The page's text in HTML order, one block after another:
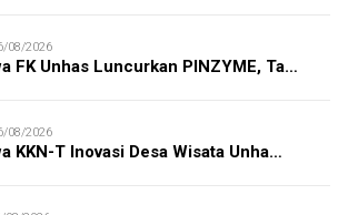
08/2026
FK Unhas Luncurkan PINZYME, Ta…
08/2026
KKN-T Inovasi Desa Wisata Unha…
06/08/2026